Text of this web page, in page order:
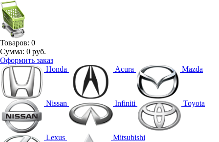
Товаров: 0
Сумма: 0 руб.
Оформить заказ
Honda
Acura Mazda
Nissan Infiniti Toyota
Lexus Mitsubishi